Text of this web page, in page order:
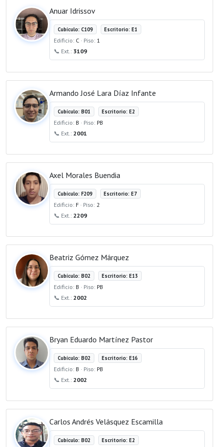
Anuar Idrissov
Cubículo: C109 Escritorio: E1
Edificio: C · Piso: 1
📞 Ext.: 3109
Armando José Lara Díaz Infante
Cubículo: B01 Escritorio: E2
Edificio: B · Piso: PB
📞 Ext.: 2001
Axel Morales Buendia
Cubículo: F209 Escritorio: E7
Edificio: F · Piso: 2
📞 Ext.: 2209
Beatriz Gómez Márquez
Cubículo: B02 Escritorio: E13
Edificio: B · Piso: PB
📞 Ext.: 2002
Bryan Eduardo Martínez Pastor
Cubículo: B02 Escritorio: E16
Edificio: B · Piso: PB
📞 Ext.: 2002
Carlos Andrés Velásquez Escamilla
Cubículo: B02 Escritorio: E2